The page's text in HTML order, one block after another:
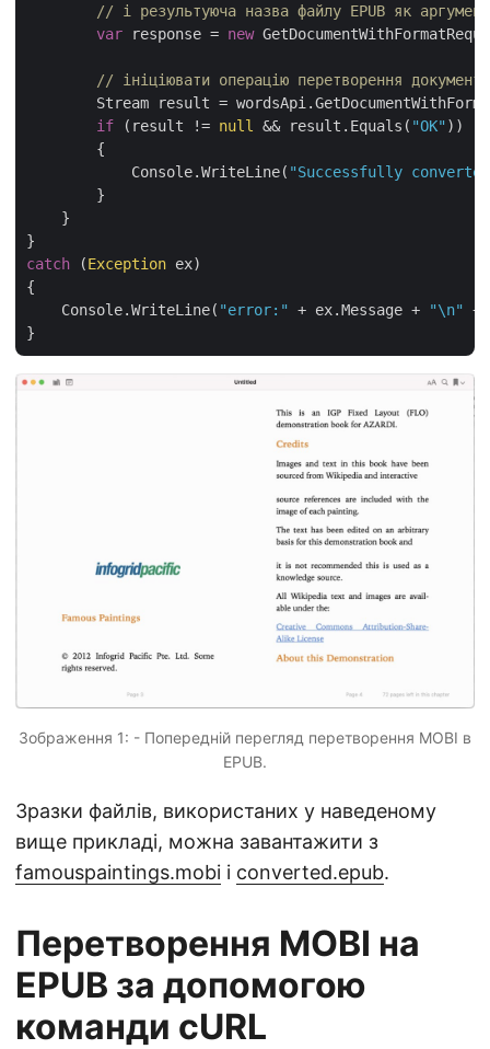
// і результуюча назва файлу EPUB як
var response = new
// ініціювати операцію перетворення документа
Stream result =
if (result != null && result.Equals( "OK" ))
        {
            Console.WriteLine(
"Successfully
        }
    }
catch (Exception ex)
{
    Console.WriteLine(
"error:" + ex.Message + "\n"
+
Зображення 1: - Попередній перегляд перетворення MOBI в
EPUB.
Зразки файлів, використаних у наведеному
вище прикладі, можна завантажити з
famouspaintings.mobi і converted.epub.
Перетворення MOBI на
EPUB за допомогою
команди cURL